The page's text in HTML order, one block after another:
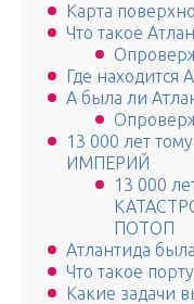
Карта
Что такое
Где находится
А была ли
13 000 лет
ИМПЕРИЙ
13 000
ПОТОП
Атлантида
Что такое
Какие задачи